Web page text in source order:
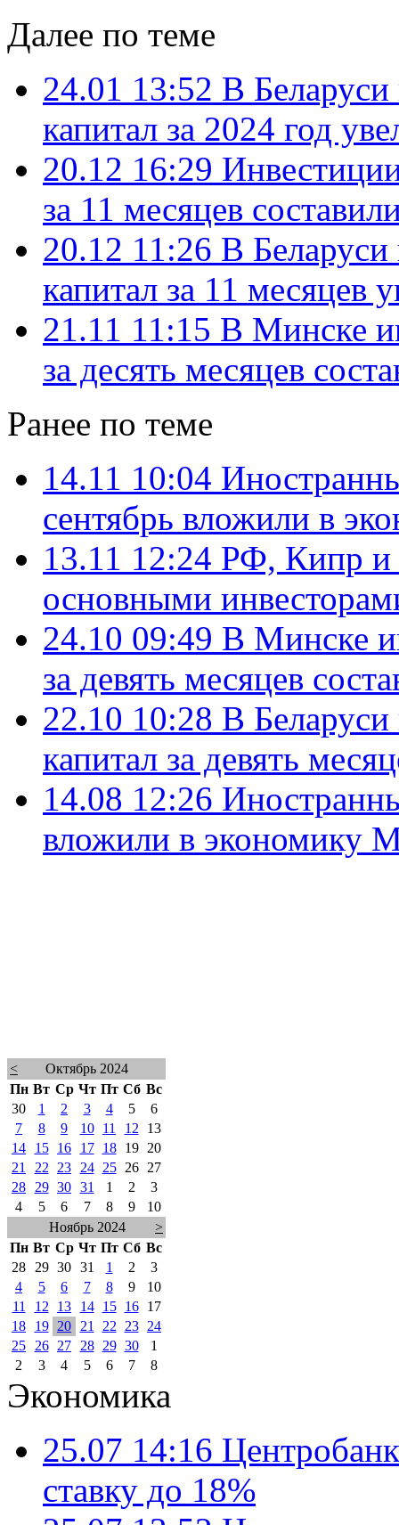
Далее по теме
24.01 13:52 В
капитал за 2024 год
20.12 16:29
за 11 месяцев
20.12 11:26 В
капитал за 11 месяцев
21.11 11:15 В Минске
за десять месяцев
Ранее по теме
14.11 10:04
сентябрь вложили в
13.11 12:24 РФ, Кипр и
основными
24.10 09:49 В Минске
за девять месяцев
22.10 10:28 В
капитал за девять
14.08 12:26
вложили в экономику
<
Октябрь 2024
Пн Вт Ср Чт Пт Сб Вс
30
1 2 3 4 5
6
7
8 9 10 11 12
13
14
15 16 17 18 19
20
21
22 23 24 25 26
27
28
29 30 31 1 2
3
4
5 6 7 8 9
10
Ноябрь 2024
>
Пн Вт Ср Чт Пт Сб Вс
28
29 30 31 1 2
3
4
5 6 7 8 9
10
11
12 13 14 15 16
17
18
19 20 21 22 23
24
25
26 27 28 29 30
1
2
3 4 5 6 7 8
Экономика
25.07 14:16
ставку до 18%